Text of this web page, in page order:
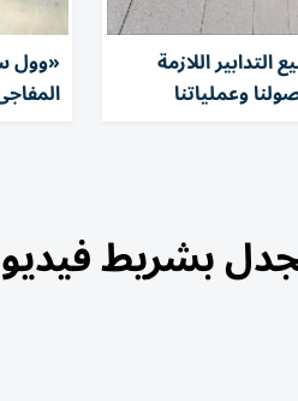
اللازمة
وعملياتنا
«وول
بشريط